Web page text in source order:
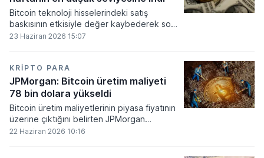
Bitcoin teknoloji hisselerindeki satış
baskısının etkisiyle değer kaybederek son
iki haftanın en düşük seviyesini gördü.
23 Haziran 2026 15:07
KRIPTO PARA
JPMorgan: Bitcoin üretim maliyeti
78 bin dolara yükseldi
Bitcoin üretim maliyetlerinin piyasa fiyatının
üzerine çıktığını belirten JPMorgan
analistleri, madencilik sektöründeki kârlılık
22 Haziran 2026 10:16